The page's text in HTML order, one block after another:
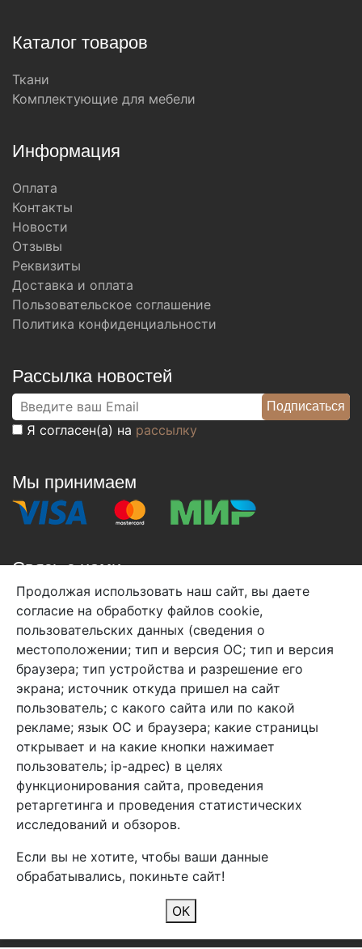
Каталог товаров
Ткани
Комплектующие для мебели
Информация
Оплата
Контакты
Новости
Отзывы
Реквизиты
Доставка и оплата
Пользовательское соглашение
Политика конфиденциальности
Рассылка новостей
Я согласен(а) на рассылку
Мы принимаем
Связь с нами
+7 (495) 933-38-08
info@arben-textile.ru- оптовые продажи
Арбен текстиль г. Щелково, пер.
1-й Советский д.25, владение 2.
Мы в соц. сетях
2026 Copyright © Арбен
Продолжая использовать наш сайт, вы даете
согласие на обработку файлов cookie,
пользовательских данных (сведения о
местоположении; тип и версия ОС; тип и версия
браузера; тип устройства и разрешение его
экрана; источник откуда пришел на сайт
пользователь; с какого сайта или по какой
рекламе; язык ОС и браузера; какие страницы
открывает и на какие кнопки нажимает
пользователь; ip-адрес) в целях
функционирования сайта, проведения
ретаргетинга и проведения статистических
исследований и обзоров.
Если вы не хотите, чтобы ваши данные
обрабатывались, покиньте сайт!
ОК